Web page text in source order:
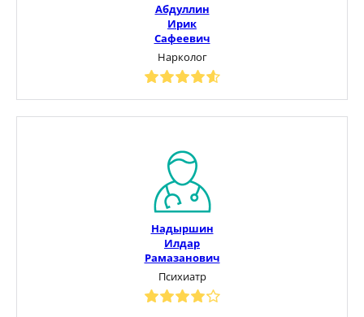
Абдуллин
Ирик
Сафеевич
Нарколог
Надыршин
Илдар
Рамазанович
Психиатр